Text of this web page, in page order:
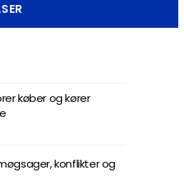
køber og kører
konflikter og